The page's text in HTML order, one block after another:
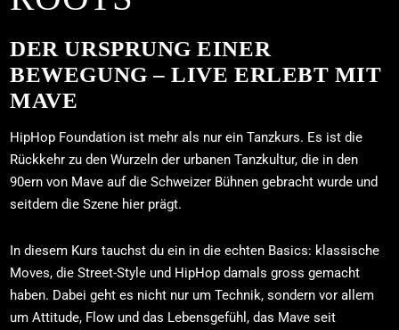
DER URSPRUNG EINER
BEWEGUNG – LIVE ERLEBT MIT
MAVE
HipHop Foundation ist mehr als nur ein Tanzkurs. Es ist die
Rückkehr zu den Wurzeln der urbanen Tanzkultur, die in den
90ern von Mave auf die Schweizer Bühnen gebracht wurde und
seitdem die Szene hier prägt.
In diesem Kurs tauchst du ein in die echten Basics: klassische
Moves, die Street-Style und HipHop damals gross gemacht
haben. Dabei geht es nicht nur um Technik, sondern vor allem
um Attitude, Flow und das Lebensgefühl, das Mave seit